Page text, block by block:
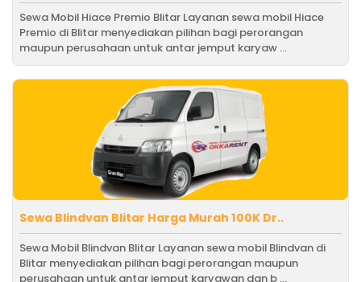
Sewa Mobil Hiace Premio Blitar Layanan sewa mobil Hiace
Premio di Blitar menyediakan pilihan bagi perorangan
maupun perusahaan untuk antar jemput karyaw ...
Sewa Blindvan Blitar Harga Murah 100K Dr..
Sewa Mobil Blindvan Blitar Layanan sewa mobil Blindvan di
Blitar menyediakan pilihan bagi perorangan maupun
perusahaan untuk antar jemput karyawan dan b ...